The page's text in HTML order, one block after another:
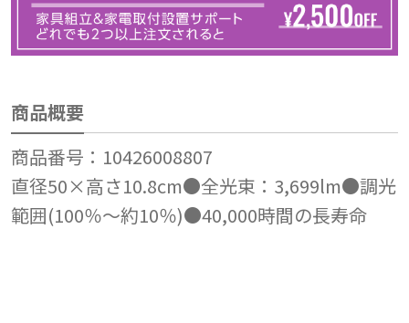
商品概要
商品番号：10426008807
直径50×高さ10.8cm●全光束：3,699lm●調光
範囲(100％～約10％)●40,000時間の長寿命